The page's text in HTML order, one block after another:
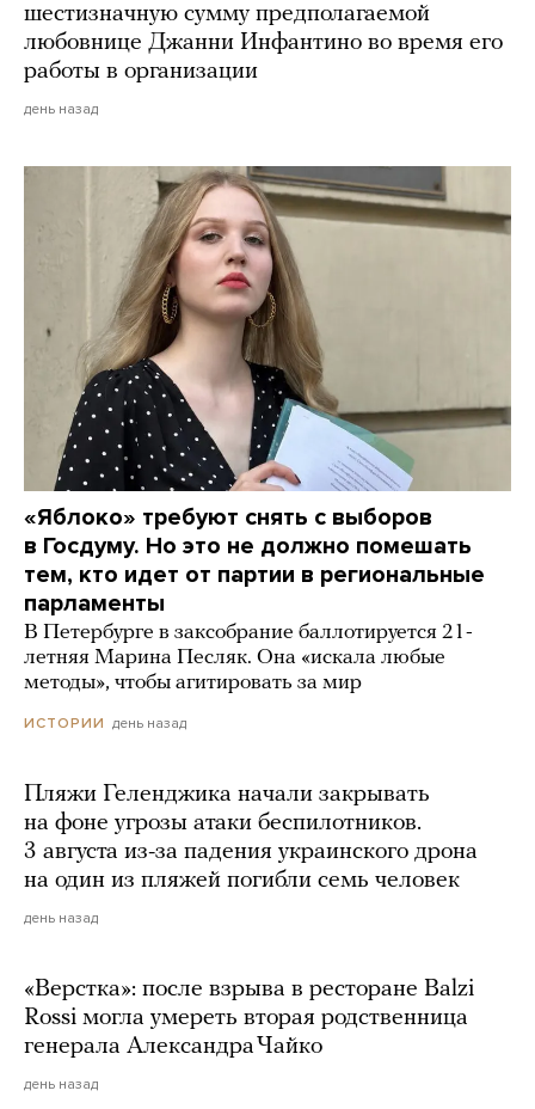
шестизначную сумму предполагаемой
любовнице Джанни Инфантино во время его
работы в организации
день назад
«Яблоко» требуют снять с выборов
в Госдуму. Но это не должно помешать
тем, кто идет от партии в региональные
парламенты
В Петербурге в заксобрание баллотируется 21-
летняя Марина Песляк. Она «искала любые
методы», чтобы агитировать за мир
ИСТОРИИ день назад
Пляжи Геленджика начали закрывать
на фоне угрозы атаки беспилотников.
3 августа из-за падения украинского дрона
на один из пляжей погибли семь человек
день назад
«Верстка»: после взрыва в ресторане Balzi
Rossi могла умереть вторая родственница
генерала Александра Чайко
день назад